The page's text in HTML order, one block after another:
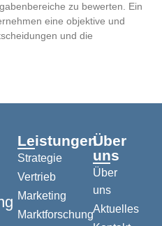
zu bewerten. Ein
eine objektive und
und die
Leistungen
Strategie
Vertrieb
Marketing
Marktforschung
Über
uns
Über
uns
Aktuelles